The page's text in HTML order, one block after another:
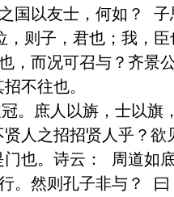
国以友士，何如？
则子，君也；我，
，而况可召与？齐景
不往也。
庶人以旃，士以旗
人之招招贤人乎？
门也。诗云： 周道